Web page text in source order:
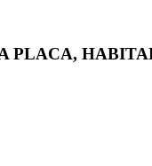
PLACA,